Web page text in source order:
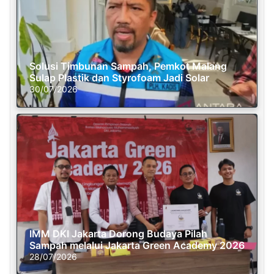
Solusi Timbunan Sampah, Pemkot Malang
Sulap Plastik dan Styrofoam Jadi Solar
30/07/2026
IMM DKI Jakarta Dorong Budaya Pilah
Sampah melalui Jakarta Green Academy 2026
28/07/2026